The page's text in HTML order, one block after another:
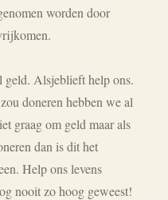
worden door
geld. Alsjeblieft help ons.
doneren hebben we al
graag om geld maar als
dan is dit het
Help ons levens
nooit zo hoog geweest!